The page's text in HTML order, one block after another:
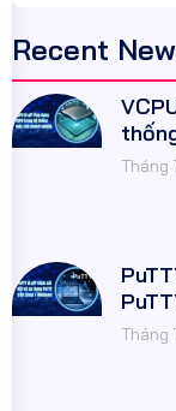
Recent
Tháng
Tháng